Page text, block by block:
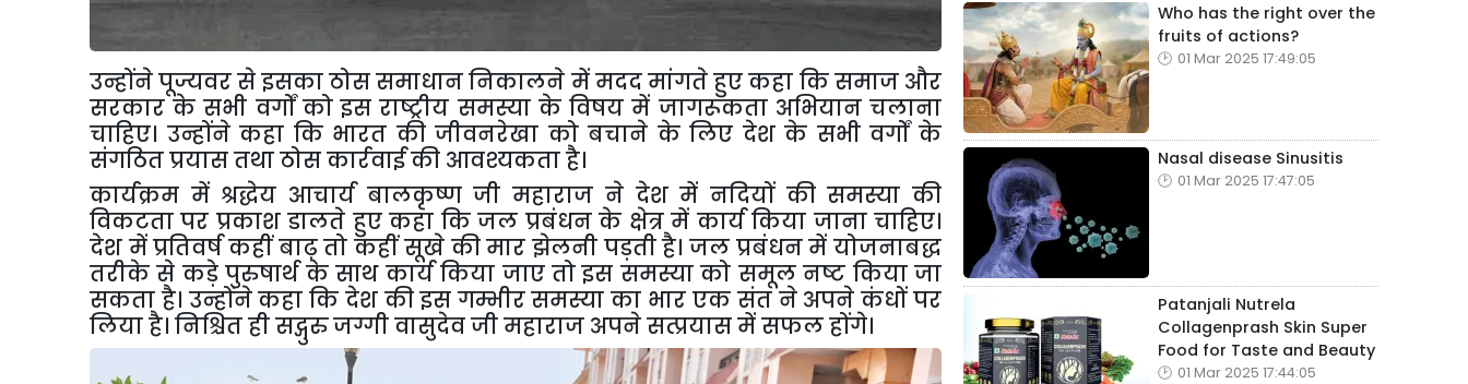
उन्होंने पूज्यवर से इसका ठोस समाधान निकालने में मदद मांगते हुए कहा कि समाज और
सरकार के सभी वर्गों को इस राष्ट्रीय समस्या के विषय में जागरूकता अभियान चलाना
चाहिए। उन्होंने कहा कि भारत की जीवनरेखा को बचाने के लिए देश के सभी वर्गों के
संगठित प्रयास तथा ठोस कार्रवाई की आवश्यकता है।
कार्यक्रम में श्रद्धेय आचार्य बालकृष्ण जी महाराज ने देश में नदियों की समस्या की
विकटता पर प्रकाश डालते हुए कहा कि जल प्रबंधन के क्षेत्र में कार्य किया जाना चाहिए।
देश में प्रतिवर्ष कहीं बाढ़ तो कहीं सूखे की मार झेलनी पड़ती है। जल प्रबंधन में योजनाबद्ध
तरीके से कड़े पुरुषार्थ के साथ कार्य किया जाए तो इस समस्या को समूल नष्ट किया जा
सकता है। उन्होंने कहा कि देश की इस गम्भीर समस्या का भार एक संत ने अपने कंधों पर
लिया है। निश्चित ही सद्गुरु जग्गी वासुदेव जी महाराज अपने सत्प्रयास में सफल होंगे।
Who has the right over the
fruits of actions?
01 Mar 2025 17:49:05
Nasal disease Sinusitis
01 Mar 2025 17:47:05
Patanjali Nutrela
Collagenprash Skin Super
Food for Taste and Beauty
01 Mar 2025 17:44:05